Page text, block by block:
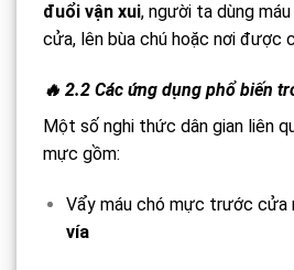
đuổi vận xui, người ta dùng
cửa, lên bùa chú hoặc nơi được
🔥 2.2 Các ứng dụng phổ biến
Một số nghi thức dân gian liên
mực gồm:
Vẩy máu chó mực trước cửa
vía